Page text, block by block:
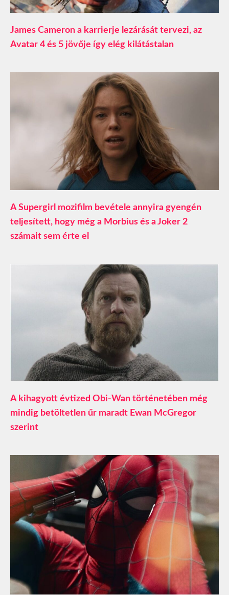
James Cameron a karrierje lezárását tervezi, az
Avatar 4 és 5 jövője így elég kilátástalan
A Supergirl mozifilm bevétele annyira gyengén
teljesített, hogy még a Morbius és a Joker 2
számait sem érte el
A kihagyott évtized Obi-Wan történetében még
mindig betöltetlen űr maradt Ewan McGregor
szerint